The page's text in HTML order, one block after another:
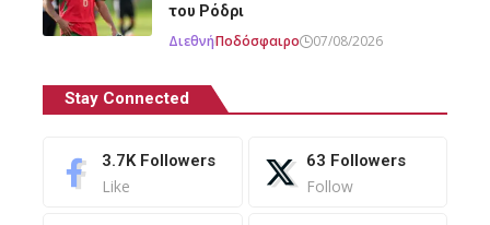
του Ρόδρι
ΔιεθνήΠοδόσφαιρο 07/08/2026
Stay Connected
3.7K Followers
Like
63 Followers
Follow